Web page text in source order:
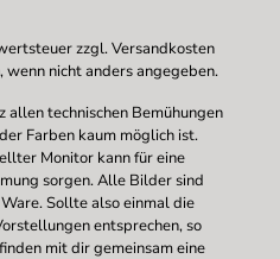
zzgl.Versandkosten
nicht anders angegeben.
technischen Bemühungen
Farben kaum möglich ist.
Monitor kann für eine
sorgen. Alle Bilder sind
Sollte also einmal die
entsprechen, so
mit dir gemeinsam eine